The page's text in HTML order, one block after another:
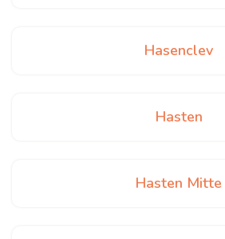
Hasenclev
Hasten
Hasten Mitte